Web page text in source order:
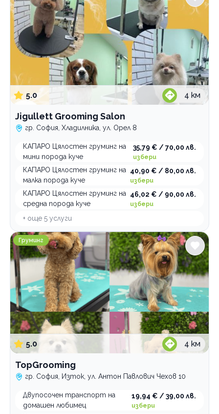
5.0 4 км
Jigullett Grooming Salon
гр. София, Хладилника, ул. Орел 8
КАПАРО Цялостен груминг на
мини порода куче
35,79 € / 70,00 лв.
избери
КАПАРО Цялостен груминг на
малка порода куче
40,90 € / 80,00 лв.
избери
КАПАРО Цялостен груминг на
средна порода куче
46,02 € / 90,00 лв.
избери
+ още 5 услуги
TopGrooming
Груминг
5.0 4 км
TopGrooming
гр. София, Изток, ул. Антон Павлович Чехов 10
Двупосочен транспорт на
домашен любимец
19,94 € / 39,00 лв.
избери